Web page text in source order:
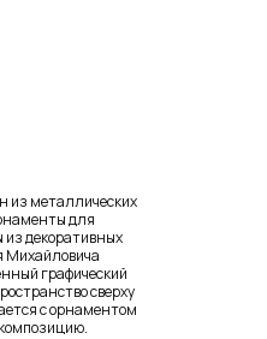
из металлических
для
декоративных
Михайловича
графический
сверху
с орнаментом